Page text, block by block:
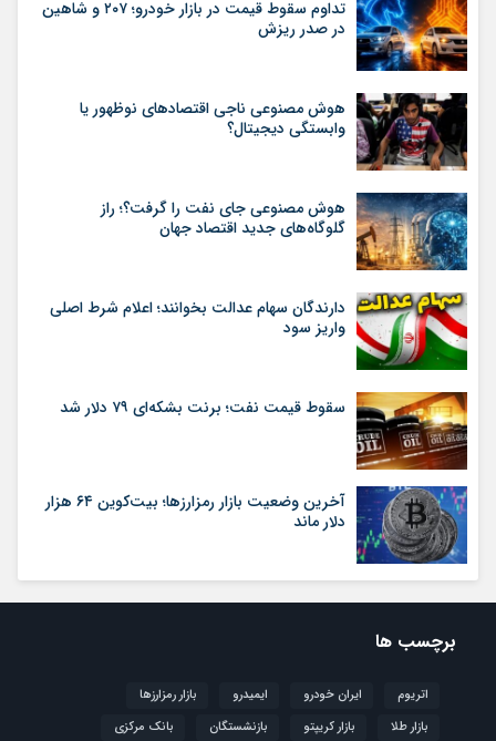
تداوم سقوط قیمت در بازار خودرو؛ ۲۰۷ و شاهین
در صدر ریزش
هوش مصنوعی ناجی اقتصادهای نوظهور یا
وابستگی دیجیتال؟
هوش مصنوعی جای نفت را گرفت؟؛ راز
گلوگاه‌های جدید اقتصاد جهان
دارندگان سهام عدالت بخوانند؛ اعلام شرط اصلی
واریز سود
سقوط قیمت نفت؛ برنت بشکه‌ای ۷۹ دلار شد
آخرین وضعیت بازار رمزارزها؛ بیت‌کوین ۶۴ هزار
دلار ماند
برچسب ها
اتریوم ایران خودرو ایمیدرو
بازار رمزارزها
بازار طلا
بازار کریپتو بازنشستگان
بانک مرکزی